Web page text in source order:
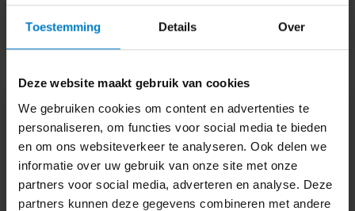
Toestemming Details Over
Deze website maakt gebruik van cookies
We gebruiken cookies om content en advertenties te
personaliseren, om functies voor social media te bieden
en om ons websiteverkeer te analyseren. Ook delen we
informatie over uw gebruik van onze site met onze
partners voor social media, adverteren en analyse. Deze
partners kunnen deze gegevens combineren met andere
Kies dit kantoor
oamkb Amersfoort Eemland
Muurhuizen 104, 3811 EL, Amersfoort